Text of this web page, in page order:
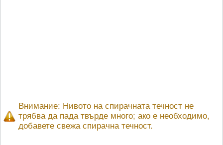
Внимание: Нивото на спирачната течност не
трябва да пада твърде много; ако е необходимо,
добавете свежа спирачна течност.